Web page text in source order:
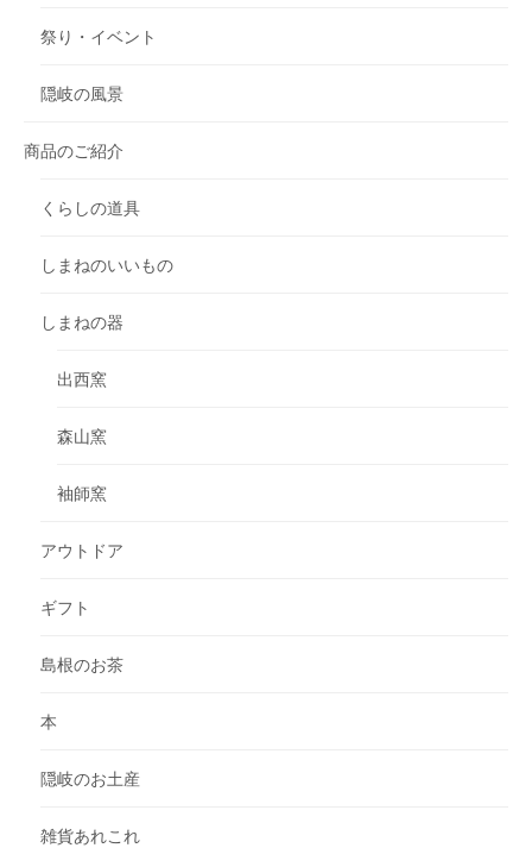
祭り・イベント
隠岐の風景
商品のご紹介
くらしの道具
しまねのいいもの
しまねの器
出西窯
森山窯
袖師窯
アウトドア
ギフト
島根のお茶
本
隠岐のお土産
雑貨あれこれ